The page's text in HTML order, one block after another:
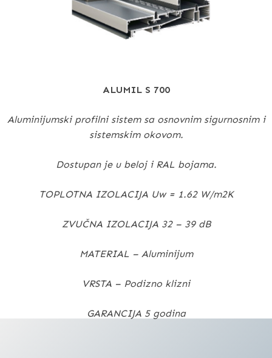
ALUMIL S 700
Aluminijumski profilni sistem sa osnovnim sigurnosnim i
sistemskim okovom.
Dostupan je u beloj i RAL bojama.
TOPLOTNA IZOLACIJA Uw = 1.62 W/m2K
ZVUČNA IZOLACIJA 32 – 39 dB
MATERIAL – Aluminijum
VRSTA – Podizno klizni
GARANCIJA 5 godina